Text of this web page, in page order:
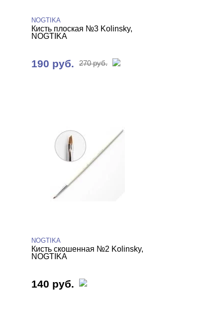
NOGTIKA
Кисть плоская №3 Kolinsky,
NOGTIKA
190 руб. 270 руб.
NOGTIKA
Кисть скошенная №2 Kolinsky,
NOGTIKA
140 руб.